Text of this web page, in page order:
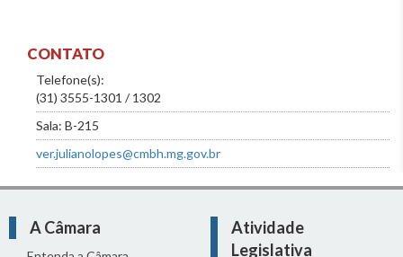
CONTATO
Telefone(s):
(31) 3555-1301 / 1302
Sala: B-215
ver.julianolopes@cmbh.mg.gov.br
A Câmara
Atividade
Legislativa